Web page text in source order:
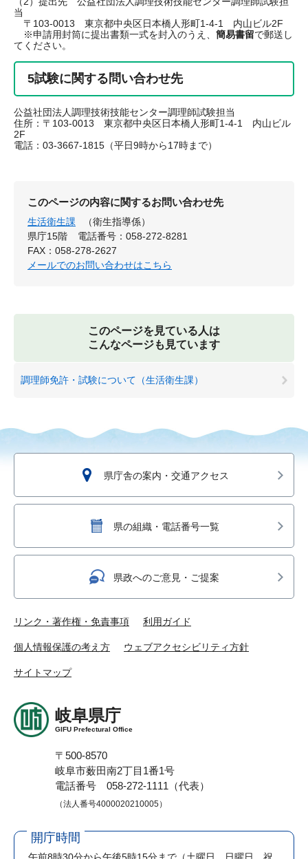
当
〒103-0013 東京都中央区日本橋人形町1-4-1 内山ビル2F
※申請用封筒に提出書類一式を封入のうえ、 簡易書留で郵送し
てください。
5試験に関する問い合わせ先
公益社団法人調理技術技能センター調理師試験担当
住所：〒103-0013 東京都中央区日本橋人形町1-4-1 内山ビル
2F
電話：03-3667-1815（平日9時から17時まで）
このページの内容に関するお問い合わせ先
生活衛生課
（衛生指導係）
県庁15階
電話番号：058-272-8281
FAX：058-278-2627
メールでのお問い合わせはこちら
このページを見ている人は
こんなページも見ています
調理師免許・試験について（生活衛生課）
県庁舎の案内・交通アクセス
県の組織・電話番号一覧
県政へのご意見・ご提案
リンク・著作権・免責事項 利用ガイド
個人情報保護の考え方 ウェブアクセシビリティ方針
サイトマップ
岐阜県庁
GIFU Prefectural Office
〒500-8570
岐阜市薮田南2丁目1番1号
電話番号 058-272-1111（代表）
（法人番号4000020210005）
開庁時間